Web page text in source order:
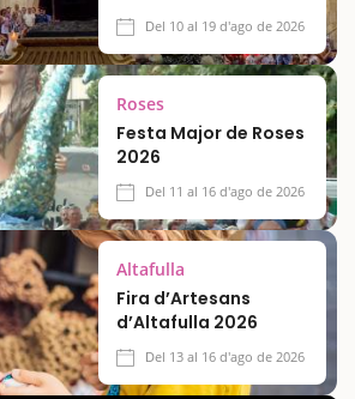
Del 10 al 19 d'ago de 2026
Roses
Festa Major de Roses
2026
Del 11 al 16 d'ago de 2026
Altafulla
Fira d’Artesans
d’Altafulla 2026
Del 13 al 16 d'ago de 2026